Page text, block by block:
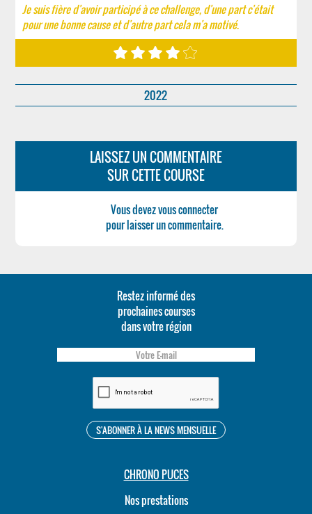
Je suis fière d'avoir participé à ce challenge, d'une part c'était
pour une bonne cause et d'autre part cela m'a motivé.
2022
LAISSEZ UN COMMENTAIRE
SUR CETTE COURSE
Vous devez vous connecter
pour laisser un commentaire.
Restez informé des
prochaines courses
dans votre région
CHRONO PUCES
Nos prestations